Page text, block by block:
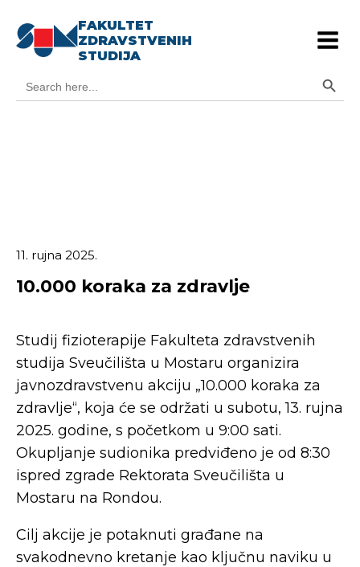
FAKULTET
ZDRAVSTVENIH
STUDIJA
for:
11. rujna 2025.
10.000 koraka za zdravlje
Studij fizioterapije Fakulteta zdravstvenih
studija Sveučilišta u Mostaru organizira
javnozdravstvenu akciju „10.000 koraka za
zdravlje“, koja će se održati u subotu, 13. rujna
2025. godine, s početkom u 9:00 sati.
Okupljanje sudionika predviđeno je od 8:30
ispred zgrade Rektorata Sveučilišta u
Mostaru na Rondou.
Cilj akcije je potaknuti građane na
svakodnevno kretanje kao ključnu naviku u